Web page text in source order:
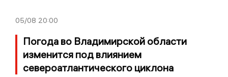
05/08 20:00
Погода во Владимирской области
изменится под влиянием
североатлантического циклона